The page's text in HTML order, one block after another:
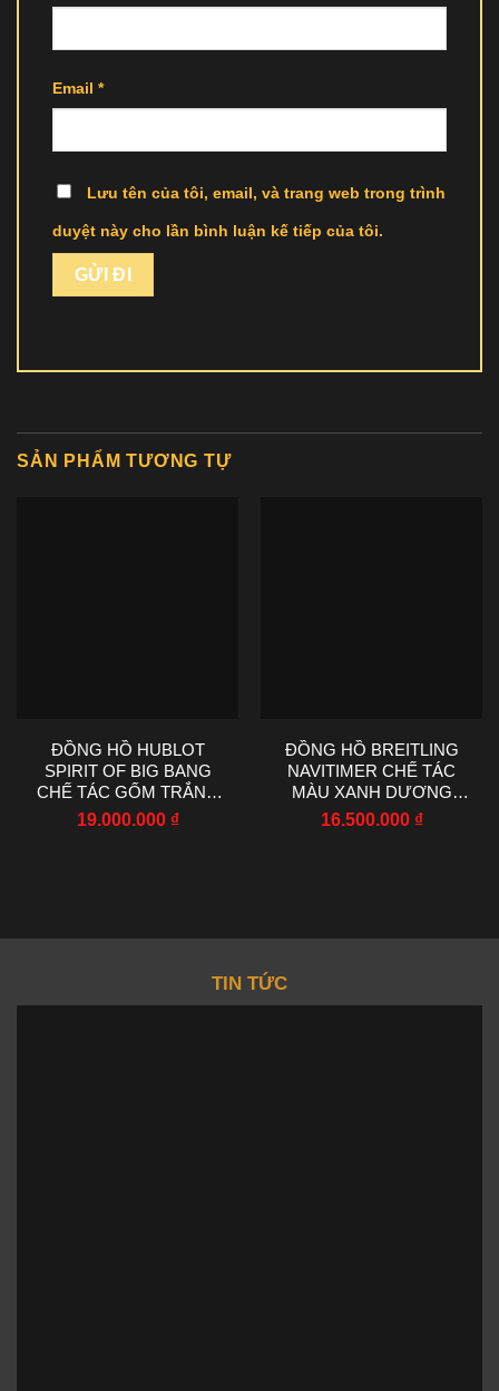
Email *
Lưu tên của tôi, email, và trang web trong trình
duyệt này cho lần bình luận kế tiếp của tôi.
SẢN PHẨM TƯƠNG TỰ
ĐỒNG HỒ HUBLOT
SPIRIT OF BIG BANG
CHẾ TÁC GỐM TRẮNG
NHÀ MÁY AAA 42MM
19.000.000 ₫
ĐỒNG HỒ BREITLING
NAVITIMER CHẾ TÁC
MÀU XANH DƯƠNG
MÁY CƠ EF FACTORY
16.500.000 ₫
TIN TỨC